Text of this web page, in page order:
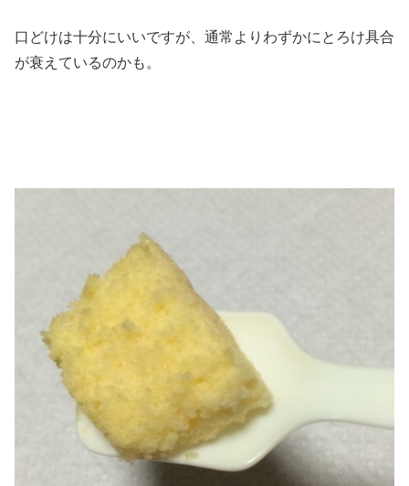
口どけは十分にいいですが、通常よりわずかにとろけ具合
が衰えているのかも。